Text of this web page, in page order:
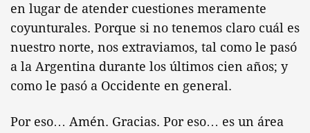
en lugar de atender cuestiones meramente
coyunturales. Porque si no tenemos claro cuál es
nuestro norte, nos extraviamos, tal como le pasó
a la Argentina durante los últimos cien años; y
como le pasó a Occidente en general.
Por eso… Amén. Gracias. Por eso… es un área